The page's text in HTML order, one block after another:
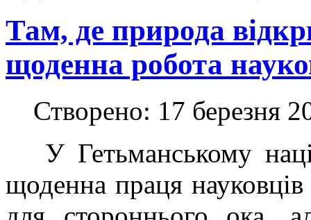
Там, де природа
щоденна робота
Створено: 17 березня
У Гетьманському
щоденна праця